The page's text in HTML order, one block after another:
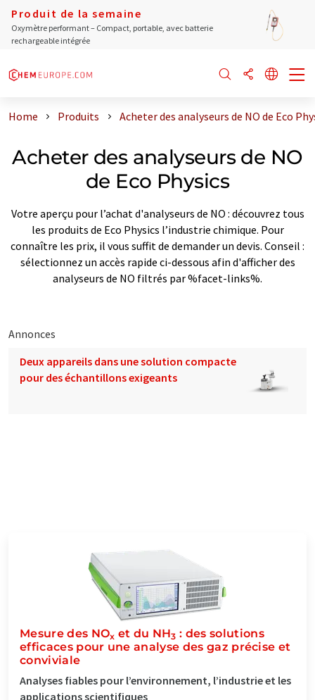
Produit de la semaine
Oxymètre performant – Compact, portable, avec batterie
rechargeable intégrée
Home Produits Acheter des analyseurs de NO de Eco
Acheter des analyseurs de NO
de Eco Physics
Votre aperçu pour l’achat d'analyseurs de NO : découvrez tous
les produits de Eco Physics l’industrie chimique. Pour
connaître les prix, il vous suffit de demander un devis. Conseil :
sélectionnez un accès rapide ci-dessous afin d'afficher des
analyseurs de NO filtrés par %facet-links%.
Annonces
Deux appareils dans une solution compacte
pour des échantillons exigeants
Mesure des NOx et du NH3 : des solutions
efficaces pour une analyse des gaz précise et
conviviale
Analyses fiables pour l’environnement, l’industrie et les
applications scientifiques